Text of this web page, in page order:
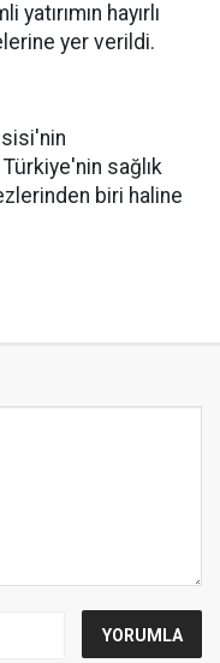
hayırlı
yer verildi.
sağlık
biri haline